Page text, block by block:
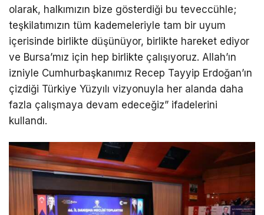
olarak, halkımızın bize gösterdiği bu teveccühle;
teşkilatımızın tüm kademeleriyle tam bir uyum
içerisinde birlikte düşünüyor, birlikte hareket ediyor
ve Bursa’mız için hep birlikte çalışıyoruz. Allah’ın
izniyle Cumhurbaşkanımız Recep Tayyip Erdoğan’ın
çizdiği Türkiye Yüzyılı vizyonuyla her alanda daha
fazla çalışmaya devam edeceğiz” ifadelerini
kullandı.